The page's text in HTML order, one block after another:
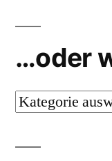
…oder
…